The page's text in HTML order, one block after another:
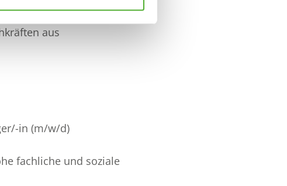
und bilden sie zu
aus
in (m/w/d)
fachliche und soziale